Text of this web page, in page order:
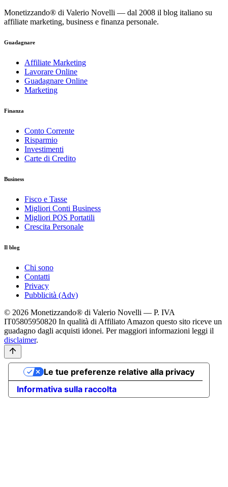
Monetizzando® di Valerio Novelli — dal 2008 il blog italiano su
affiliate marketing, business e finanza personale.
Guadagnare
Affiliate Marketing
Lavorare Online
Guadagnare Online
Marketing
Finanza
Conto Corrente
Risparmio
Investimenti
Carte di Credito
Business
Fisco e Tasse
Migliori Conti Business
Migliori POS Portatili
Crescita Personale
Il blog
Chi sono
Contatti
Privacy
Pubblicità (Adv)
© 2026 Monetizzando® di Valerio Novelli — P. IVA
IT05805950820 In qualità di Affiliato Amazon questo sito riceve un
guadagno dagli acquisti idonei. Per maggiori informazioni leggi il
disclaimer.
Informativa sulla raccolta
Le tue preferenze relative alla privacy